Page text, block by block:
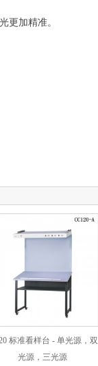
更加精准。
标准看样台 - 单光源，双
光源，三光源